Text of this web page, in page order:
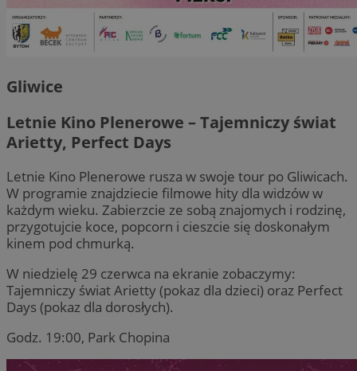
Gliwice
Letnie Kino Plenerowe – Tajemniczy świat
Arietty, Perfect Days
Letnie Kino Plenerowe rusza w swoje tour po Gliwicach.
W programie znajdziecie filmowe hity dla widzów w
każdym wieku. Zabierzcie ze sobą znajomych i rodzinę,
przygotujcie koce, popcorn i cieszcie się doskonałym
kinem pod chmurką.
W niedzielę 29 czerwca na ekranie zobaczymy:
Tajemniczy świat Arietty (pokaz dla dzieci) oraz Perfect
Days (pokaz dla dorosłych).
Godz. 19:00, Park Chopina